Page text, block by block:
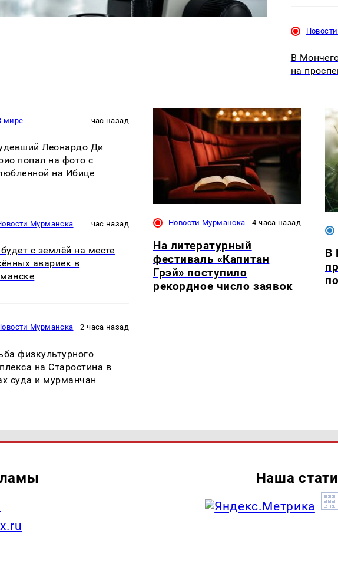
В
на
мире час назад
Леонардо Ди
попал на фото с
на Ибице
Мурманска час назад
с землёй на месте
авариек в
Мурманска 2 часа назад
физкультурного
на Старостина в
суда и мурманчан
Новости Мурманска 4 часа назад
На литературный
фестиваль «Капитан
Грэй» поступило
рекордное число заявок
В
Наша